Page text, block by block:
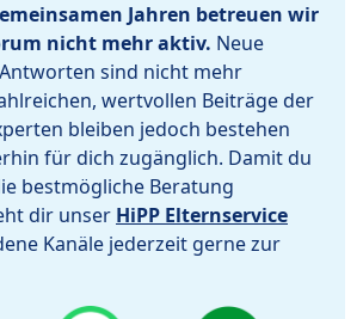
Jahren betreuen wir
nicht mehr aktiv. Neue
sind nicht mehr
wertvollen Beiträge der
bleiben jedoch bestehen
für dich zugänglich. Damit du
bestmögliche Beratung
dir unser HiPP Elternservice
Kanäle jederzeit gerne zur